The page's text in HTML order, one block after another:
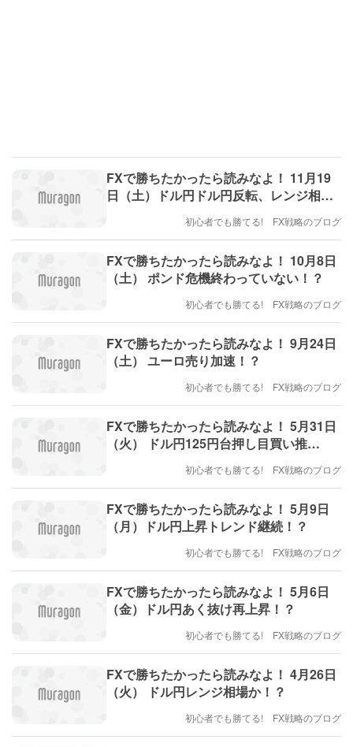
FXで勝ちたかったら読みなよ！ 11月19
日（土）ドル円ドル円反転、レンジ相場
初心者でも勝てる! FX戦略のブログ
FXで勝ちたかったら読みなよ！ 10月8日
（土） ポンド危機終わっていない！？
初心者でも勝てる! FX戦略のブログ
FXで勝ちたかったら読みなよ！ 9月24日
（土） ユーロ売り加速！？
初心者でも勝てる! FX戦略のブログ
FXで勝ちたかったら読みなよ！ 5月31日
（火） ドル円125円台押し目買い推
初心者でも勝てる! FX戦略のブログ
FXで勝ちたかったら読みなよ！ 5月9日
（月）ドル円上昇トレンド継続！？
初心者でも勝てる! FX戦略のブログ
FXで勝ちたかったら読みなよ！ 5月6日
（金）ドル円あく抜け再上昇！？
初心者でも勝てる! FX戦略のブログ
FXで勝ちたかったら読みなよ！ 4月26日
（火） ドル円レンジ相場か！？
初心者でも勝てる! FX戦略のブログ